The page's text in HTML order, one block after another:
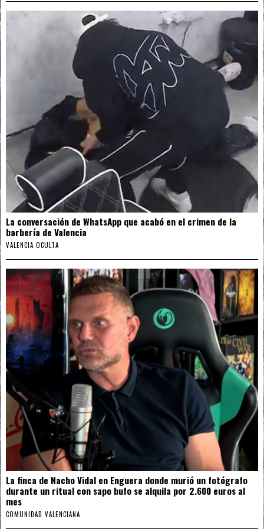
La conversación de WhatsApp que acabó en el crimen de la
barbería de Valencia
VALENCIA OCULTA
La finca de Nacho Vidal en Enguera donde murió un fotógrafo
durante un ritual con sapo bufo se alquila por 2.600 euros al
mes
COMUNIDAD VALENCIANA